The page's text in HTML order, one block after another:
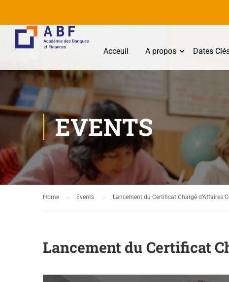
Acceuil A propos Dates
EVENTS
Home Events Lancement du Certificat Chargé d’Affaires
Lancement du Certificat